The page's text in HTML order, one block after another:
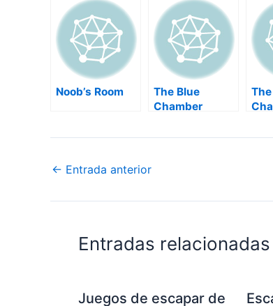
Noob’s Room
The Blue
Chamber
← Entrada anterior
Entradas relacionadas
Juegos de escapar de